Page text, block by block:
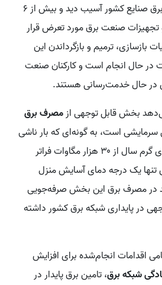
مگاوات از ظرفیت تولید برق صنایع کشور آسیب دید و بیش از ۶
تجهیزات صنعت برق مورد تعرض قرار
بازسازی، ترمیم و بازگرداندن این
در حال انجام است و کارکنان صنعت
در حال خدمت‌رسانی هستند.
بخش قابل توجهی ازمصرف برق
سرمایشی است، به گونه‌ای که بار ناشی
از این تجهیزات در روزهای گرم سال از ۳۰ هزار مگاوات فراتر
یک درجه دمای آسایش منزل
حدود ۲.۵ درصد در مصرف برق این بخش صرفه‌جویی
در پایداری شبکه برق کشور داشته
اقدامات انجام‌شده برای افزایش
شبکه برق، تامین برق پایدار در